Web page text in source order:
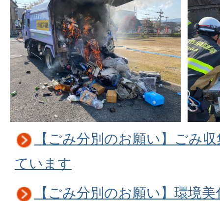
【ごみ分別のお願い】ごみ
ています
【ごみ分別のお願い】環境